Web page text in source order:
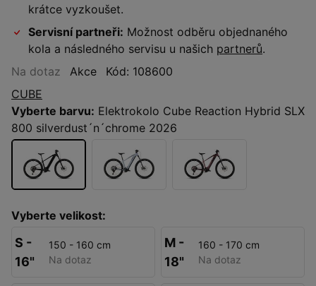
krátce vyzkoušet.
Servisní partneři: Možnost odběru objednaného
kola a následného servisu u našich partnerů.
Na dotaz
Akce
Kód: 108600
CUBE
Vyberte barvu: Elektrokolo Cube Reaction Hybrid SLX
800 silverdust´n´chrome 2026
Vyberte velikost:
S -
16"
150 - 160 cm
Na dotaz
M -
18"
160 - 170 cm
Na dotaz